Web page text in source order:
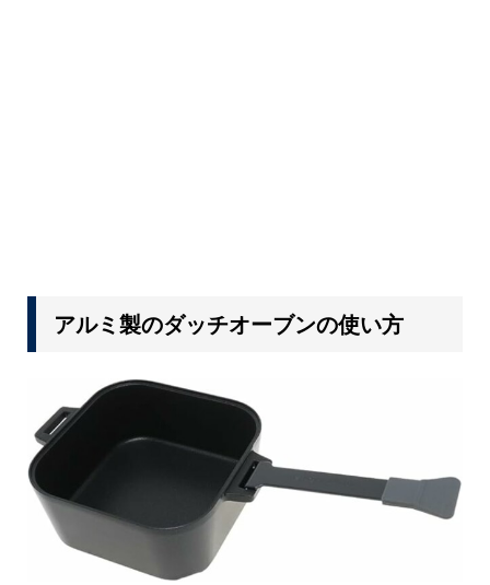
アルミ製のダッチオーブンの使い方